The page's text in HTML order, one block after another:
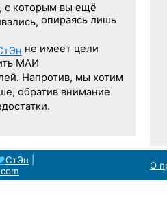
с которым вы ещё
опираясь лишь
не имеет цели
МАИ
Напротив, мы хотим
обратив внимание
СтЭн О